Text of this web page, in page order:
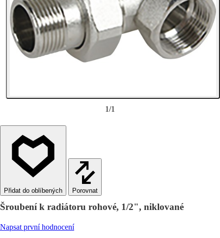
1/1
Porovnat
Šroubení k radiátoru rohové, 1/2", niklované
Napsat první hodnocení